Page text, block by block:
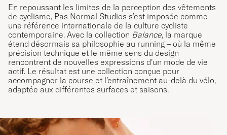
En repoussant les limites de la perception des vêtements
de cyclisme, Pas Normal Studios s’est imposée comme
une référence internationale de la culture cycliste
contemporaine. Avec la collection Balance, la marque
étend désormais sa philosophie au running – où la même
précision technique et le même sens du design
rencontrent de nouvelles expressions d’un mode de vie
actif. Le résultat est une collection conçue pour
accompagner la course et l’entraînement au-delà du vélo,
adaptée aux différentes surfaces et saisons.